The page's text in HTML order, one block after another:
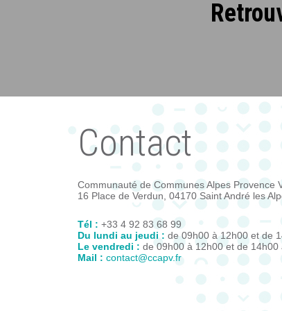
Contact
Communauté de Communes Alpes Provence
16 Place de Verdun, 04170 Saint André les
Tél : +33 4 92 83 68 99
Du lundi au jeudi : de 09h00 à 12h00 et de
Le vendredi : de 09h00 à 12h00 et de 14h00
Mail : contact@ccapv.fr